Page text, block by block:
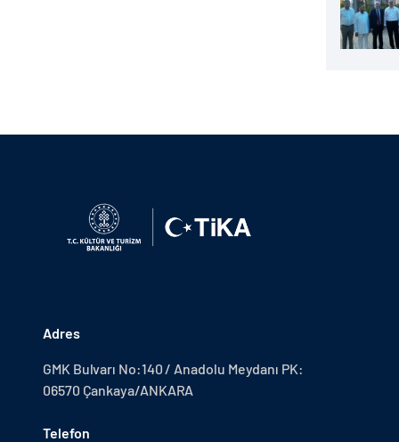
Adres
GMK Bulvarı No:140 / Anadolu Meydanı PK:
06570 Çankaya/ANKARA
Telefon